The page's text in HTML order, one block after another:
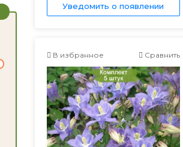
Уведомить о появлении
В избранное Сравнить